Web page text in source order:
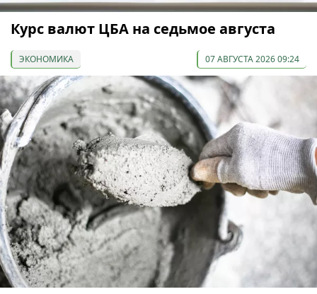
Курс валют ЦБА на седьмое августа
ЭКОНОМИКА 07 АВГУСТА 2026 09:24